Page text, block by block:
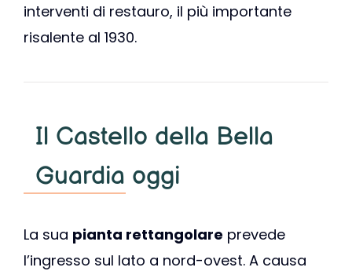
interventi di restauro, il più importante
risalente al 1930.
Il Castello della Bella
Guardia oggi
La sua pianta rettangolare prevede
l’ingresso sul lato a nord-ovest. A causa